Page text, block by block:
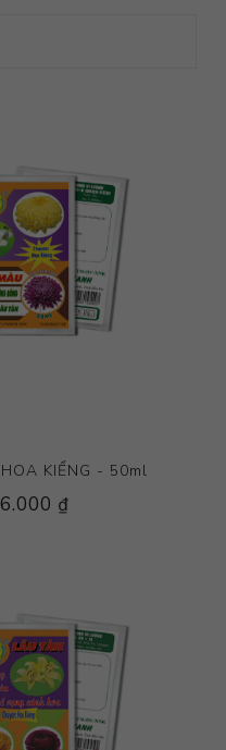
KIỂNG - 50ml
₫